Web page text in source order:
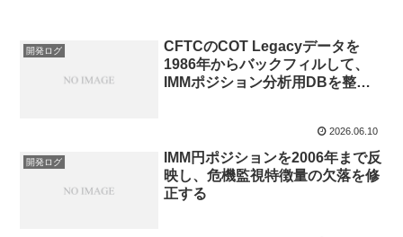
開発ログ
CFTCのCOT Legacyデータを
1986年からバックフィルして、
IMMポジション分析用DBを整え
2026.06.10
開発ログ
IMM円ポジションを2006年まで反
映し、危機監視特徴量の欠落を修
正する